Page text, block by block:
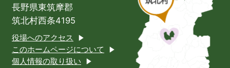
長野県東筑摩郡
筑北村西条4195
役場へのアクセス
このホームページについて
個人情報の取り扱い